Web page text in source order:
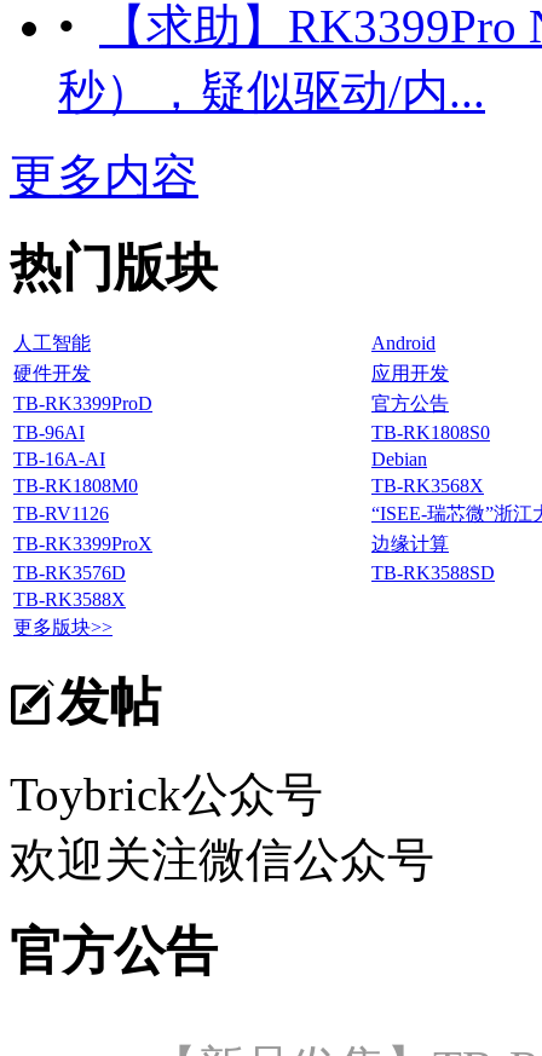
•
【求助】
秒），疑似驱动/内...
更多内容
热门版块
人工智能
Android
硬件开发
应用开发
TB-RK3399ProD
官方公告
TB-96AI
TB-RK1808S0
TB-16A-AI
Debian
TB-RK1808M0
TB-RK3568X
TB-RV1126
“ISEE-瑞芯微”浙
TB-RK3399ProX
边缘计算
TB-RK3576D
TB-RK3588SD
TB-RK3588X
更多版块>>
发帖
Toybrick公众号
欢迎关注微信公众号
官方公告